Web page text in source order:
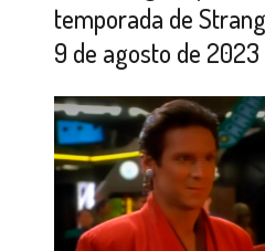
temporada de
9 de agosto de 2023